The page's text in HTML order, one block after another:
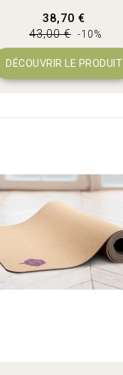
38,70 €
43,00 € -10%
DÉCOUVRIR LE PRODUIT